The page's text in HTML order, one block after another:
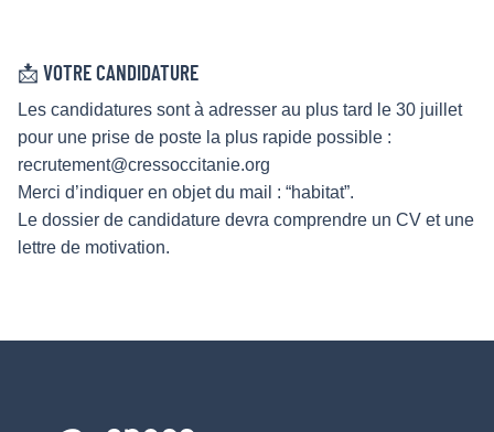
📩 VOTRE CANDIDATURE
Les candidatures sont à adresser au plus tard le 30 juillet
pour une prise de poste la plus rapide possible :
recrutement@cressoccitanie.org
Merci d’indiquer en objet du mail : “habitat”.
Le dossier de candidature devra comprendre un CV et une
lettre de motivation.